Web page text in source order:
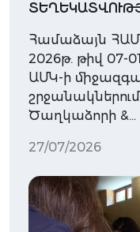
Համաձայն
2026թ. թիվ 07-
ԱՄԿ-ի
շրջանակներում,
Ծաղկաձորի &…
27/07/2026